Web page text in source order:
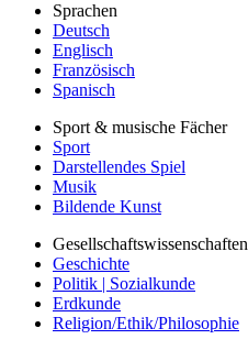
Sprachen
Deutsch
Englisch
Französisch
Spanisch
Sport & musische Fächer
Sport
Darstellendes Spiel
Musik
Bildende Kunst
Gesellschaftswissenschaften
Geschichte
Politik | Sozialkunde
Erdkunde
Religion/Ethik/Philosophie